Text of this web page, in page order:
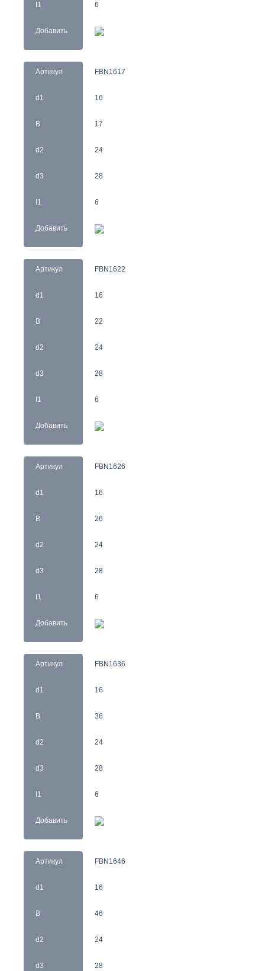
I1
Добавить
6
Артикул
d1
B
d2
d3
I1
Добавить
FBN1617
16
17
24
28
6
Артикул
d1
B
d2
d3
I1
Добавить
FBN1622
16
22
24
28
6
Артикул
d1
B
d2
d3
I1
Добавить
FBN1626
16
26
24
28
6
Артикул
d1
B
d2
d3
I1
Добавить
FBN1636
16
36
24
28
6
Артикул
d1
B
d2
d3
FBN1646
16
46
24
28